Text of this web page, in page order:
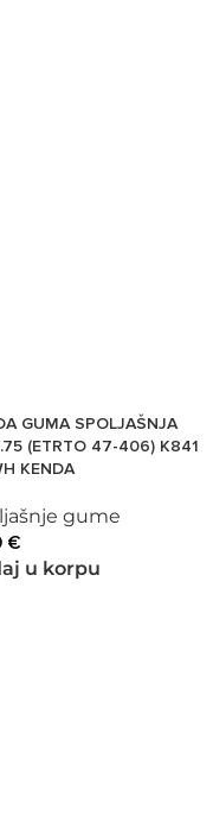
GUMA SPOLJAŠNJA
(ETRTO 47-406) K841
KENDA
gume
€
u korpu